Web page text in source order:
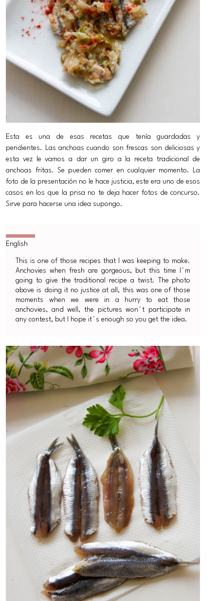
Esta es una de esas recetas que tenía guardadas y
pendientes. Las anchoas cuando son frescas son deliciosas y
esta vez le vamos a dar un giro a la receta tradicional de
anchoas fritas. Se pueden comer en cualquier momento. La
foto de la presentación no le hace justicia, este era uno de esos
casos en los que la prisa no te deja hacer fotos de concurso.
Sirve para hacerse una idea supongo.
This is one of those recipes that I was keeping to make.
Anchovies when fresh are gorgeous, but this time I´m
going to give the traditional recipe a twist. The photo
above is doing it no justice at all, this was one of those
moments when we were in a hurry to eat those
anchovies, and well, the pictures won´t participate in
any contest, but I hope it´s enough so you get the idea.